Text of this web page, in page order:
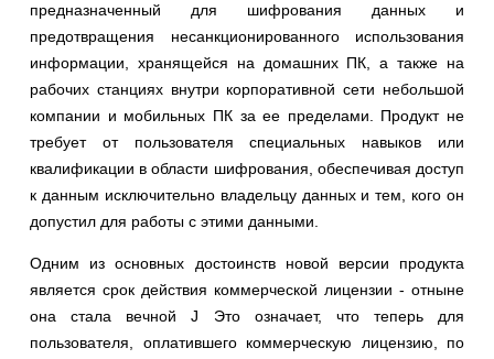
предназначенный для
шифрования данных и
предотвращения несанкционированного использования
информации, хранящейся на домашних ПК, а также на
рабочих станциях внутри корпоративной сети небольшой
компании и мобильных ПК за ее пределами. Продукт не
требует от пользователя специальных навыков или
квалификации в области шифрования, обеспечивая доступ
к данным исключительно владельцу данных и тем, кого он
допустил для работы с этими данными.
Одним из основных достоинств новой версии продукта
является срок действия коммерческой лицензии - отныне
она стала вечной J Это означает, что теперь для
пользователя, оплатившего коммерческую лицензию, по